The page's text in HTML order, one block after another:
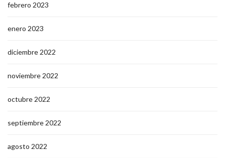
febrero 2023
enero 2023
diciembre 2022
noviembre 2022
octubre 2022
septiembre 2022
agosto 2022